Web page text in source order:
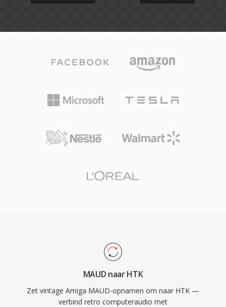
MAUD naar HTK
Zet vintage Amiga MAUD-opnamen om naar HTK —
verbind retro computeraudio met